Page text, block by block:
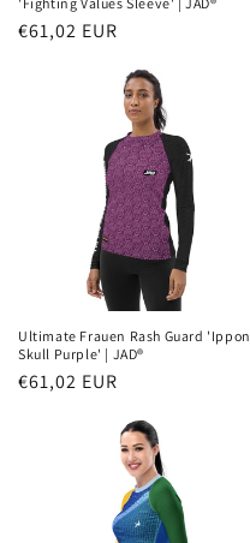
Normaler
€61,02 EUR
Ultimate Frauen Rash Guard 'Ippon
Skull Purple' | JAD®
Normaler
€61,02 EUR